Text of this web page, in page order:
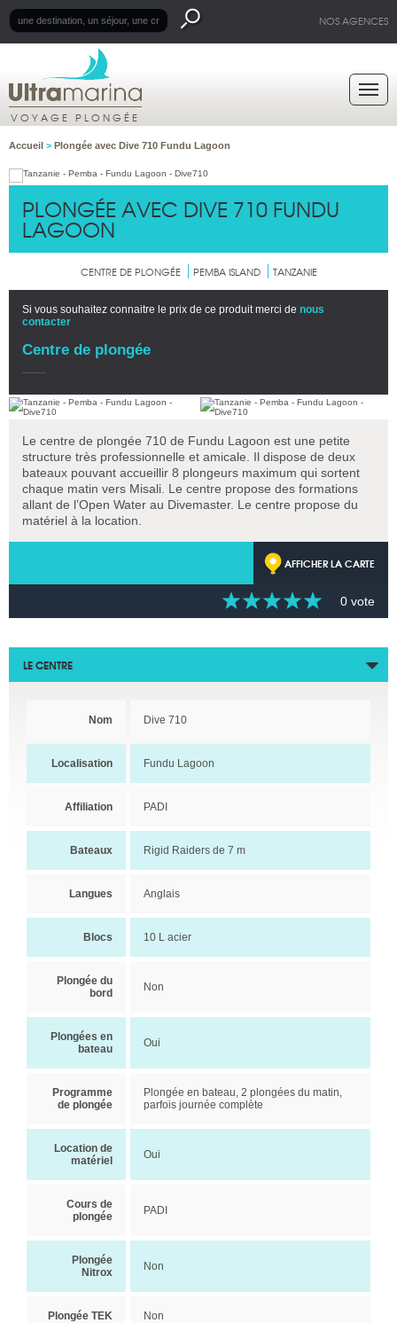
NOS AGENCES
VOYAGE PLONGÉE
Accueil > Plongée avec Dive 710 Fundu Lagoon
PLONGÉE AVEC DIVE 710 FUNDU
LAGOON
CENTRE DE PLONGÉE PEMBA ISLAND TANZANIE
Si vous souhaitez connaitre le prix de ce produit merci de nous
contacter
Centre de plongée
Le centre de plongée 710 de Fundu Lagoon est une petite
structure très professionnelle et amicale. Il dispose de deux
bateaux pouvant accueillir 8 plongeurs maximum qui sortent
chaque matin vers Misali. Le centre propose des formations
allant de l’Open Water au Divemaster. Le centre propose du
matériel à la location.
AFFICHER LA CARTE
0 vote
LE CENTRE
Nom Dive 710
Localisation Fundu Lagoon
Affiliation PADI
Bateaux Rigid Raiders de 7 m
Langues Anglais
Blocs 10 L acier
Plongée du
bord
Non
Plongées en
bateau
Oui
Programme
de plongée
Plongée en bateau, 2 plongées du matin,
parfois journée complète
Location de
matériel
Oui
Cours de
plongée
PADI
Plongée
Nitrox
Non
Plongée TEK Non